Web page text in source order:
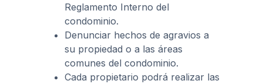
Reglamento Interno del
condominio.
Denunciar hechos de agravios a
su propiedad o a las áreas
comunes del condominio.
Cada propietario podrá realizar las